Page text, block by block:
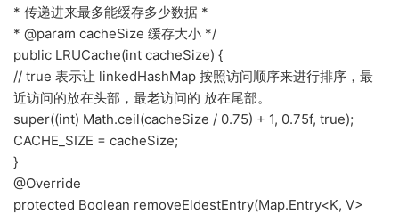
* 传递进来最多能缓存多少数据 *
* @param cacheSize 缓存大小 */
public LRUCache(int cacheSize) {
// true 表示让 linkedHashMap 按照访问顺序来进行排序，最
近访问的放在头部，最老访问的 放在尾部。
super((int) Math.ceil(cacheSize / 0.75) + 1, 0.75f, true);
CACHE_SIZE = cacheSize;
}
@Override
protected Boolean removeEldestEntry(Map.Entry<K, V>